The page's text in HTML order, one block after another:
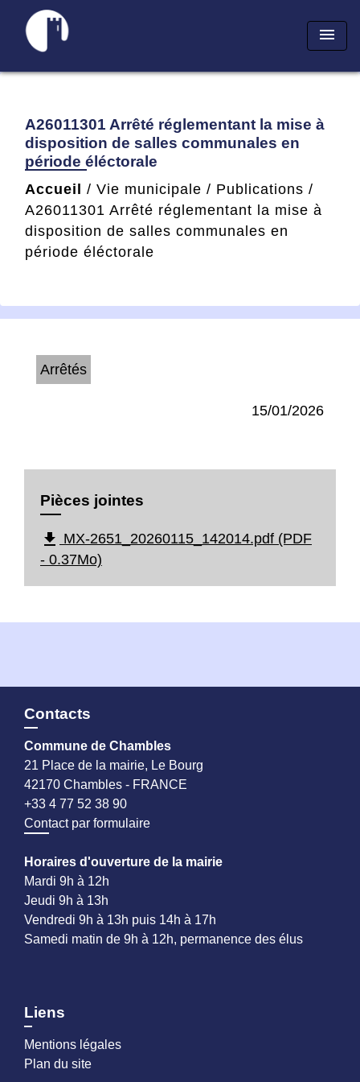
menu
A26011301 Arrêté réglementant la mise à
disposition de salles communales en
période éléctorale
Accueil / Vie municipale / Publications /
A26011301 Arrêté réglementant la mise à
disposition de salles communales en
période éléctorale
Arrêtés
15/01/2026
Pièces jointes
file_download MX-2651_20260115_142014.pdf (PDF
- 0.37Mo)
Contacts
Commune de Chambles
21 Place de la mairie, Le Bourg
42170 Chambles - FRANCE
+33 4 77 52 38 90
Contact par formulaire
Horaires d'ouverture de la mairie
Mardi 9h à 12h
Jeudi 9h à 13h
Vendredi 9h à 13h puis 14h à 17h
Samedi matin de 9h à 12h, permanence des élus
Liens
Mentions légales
Plan du site